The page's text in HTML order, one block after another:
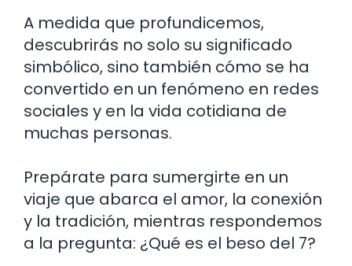
A medida que profundicemos,
descubrirás no solo su significado
simbólico, sino también cómo se ha
convertido en un fenómeno en redes
sociales y en la vida cotidiana de
muchas personas.
Prepárate para sumergirte en un
viaje que abarca el amor, la conexión
y la tradición, mientras respondemos
a la pregunta: ¿Qué es el beso del 7?